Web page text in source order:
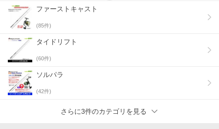
ファーストキャスト
(85件)
タイドリフト
(60件)
ソルパラ
(42件)
さらに3件のカテゴリを見る